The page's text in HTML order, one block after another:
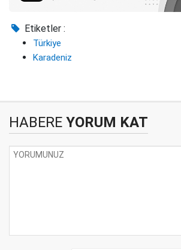
Etiketler :
Türkiye
Karadeniz
HABERE YORUM KAT